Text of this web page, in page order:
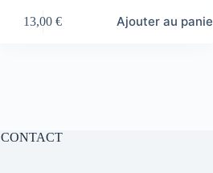
13,00€ Ajouter au panier
CONTACT